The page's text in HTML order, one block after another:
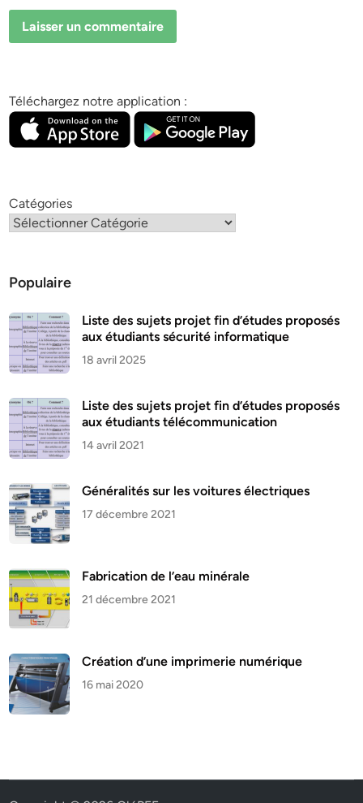
Téléchargez notre application :
Catégories
Populaire
Liste des sujets projet fin d’études proposés
aux étudiants sécurité informatique
18 avril 2025
Liste des sujets projet fin d’études proposés
aux étudiants télécommunication
14 avril 2021
Généralités sur les voitures électriques
17 décembre 2021
Fabrication de l’eau minérale
21 décembre 2021
Création d’une imprimerie numérique
16 mai 2020